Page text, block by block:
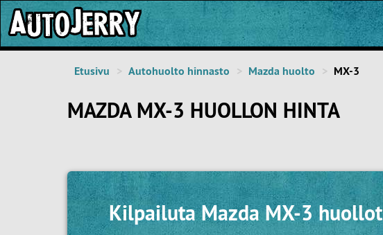
Etusivu Autohuolto hinnasto Mazda huolto MX-3
MAZDA MX-3 HUOLLON HINTA
KilpailutaMazda MX-3 huollot